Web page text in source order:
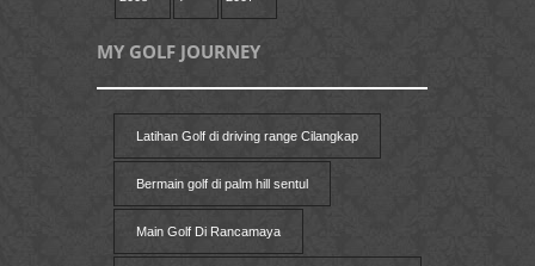
MY GOLF JOURNEY
Latihan Golf di driving range Cilangkap
Bermain golf di palm hill sentul
Main Golf Di Rancamaya